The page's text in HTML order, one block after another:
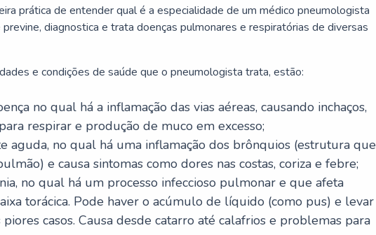
prática de entender qual é a especialidade de um médico pneumologista
diagnostica e trata doenças pulmonares e respiratórias de diversas
e condições de saúde que o pneumologista trata, estão:
no qual há a inflamação das vias aéreas, causando inchaços,
respirar e produção de muco em excesso;
aguda, no qual há uma inflamação dos brônquios (estrutura que
e causa sintomas como dores nas costas, coriza e febre;
no qual há um processo infeccioso pulmonar e que afeta
torácica. Pode haver o acúmulo de líquido (como pus) e levar
casos. Causa desde catarro até calafrios e problemas para